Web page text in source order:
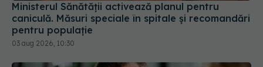
03 aug 2026, 10:30